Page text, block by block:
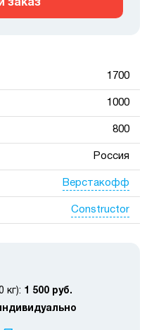
заказ
1700
1000
800
Россия
Верстакофф
Constructor
кг): 1 500 руб.